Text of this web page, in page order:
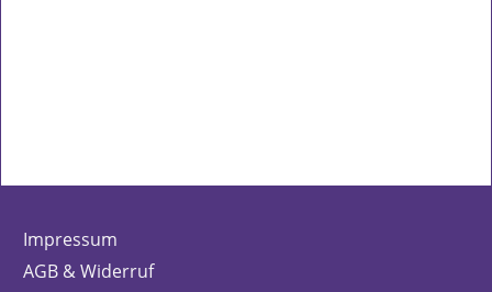
Impressum
AGB & Widerruf